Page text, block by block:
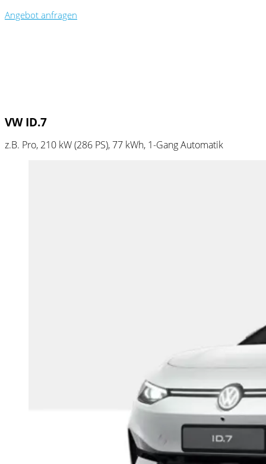
Angebot anfragen
VW ID.7
z.B. Pro, 210 kW (286 PS), 77 kWh, 1-Gang Automatik